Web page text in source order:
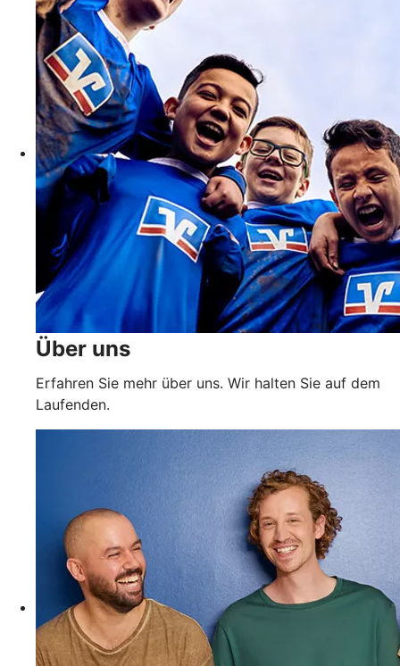
Über uns
Erfahren Sie mehr über uns. Wir halten Sie auf dem
Laufenden.